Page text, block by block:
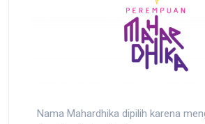
Nama Mahardhika dipilih karena